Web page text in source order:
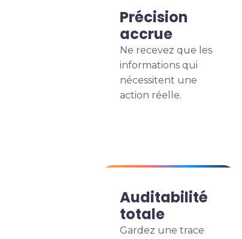
Précision
accrue
Ne recevez que les
informations qui
nécessitent une
action réelle.
Auditabilité
totale
Gardez une trace